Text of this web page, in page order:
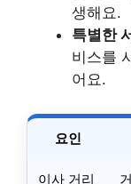
생해요.
특별한
비스를
어요.
요인
이사 거리